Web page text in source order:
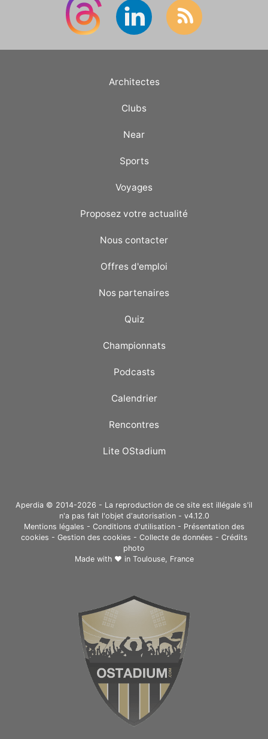
Architectes
Clubs
Near
Sports
Voyages
Proposez votre actualité
Nous contacter
Offres d'emploi
Nos partenaires
Quiz
Championnats
Podcasts
Calendrier
Rencontres
Lite OStadium
Aperdia © 2014-2026 - La reproduction de ce site est illégale s'il
n'a pas fait l'objet d'autorisation - v4.12.0
Mentions légales - Conditions d'utilisation- Présentation des
cookies - Gestion des cookies - Collecte de données - Crédits
photo
Made with ❤ in Toulouse, France